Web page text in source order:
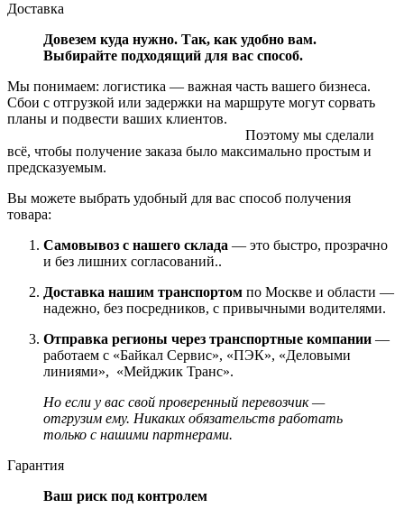
Доставка
Довезем куда нужно. Так, как удобно вам.
Выбирайте подходящий для вас способ.
Мы понимаем: логистика — важная часть вашего бизнеса.
Сбои с отгрузкой или задержки на маршруте могут сорвать
планы и подвести ваших клиентов.
Поэтому мы сделали
всё, чтобы получение заказа было максимально простым и
предсказуемым.
Вы можете выбрать удобный для вас способ получения
товара:
Самовывоз с нашего склада — это быстро, прозрачно
и без лишних согласований..
Доставка нашим транспортом по Москве и области —
надежно, без посредников, с привычными водителями.
Отправка регионы через транспортные компании —
работаем с «Байкал Сервис», «ПЭК», «Деловыми
линиями», «Мейджик Транс».
Но если у вас свой проверенный перевозчик —
отгрузим ему. Никаких обязательств работать
только с нашими партнерами.
Гарантия
Ваш риск под контролем